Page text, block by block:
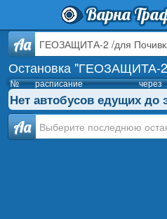
Варна
Aa
Остановка "ГЕОЗАЩИТА-
№ расписание через
Нет автобусов едущих до
Аа